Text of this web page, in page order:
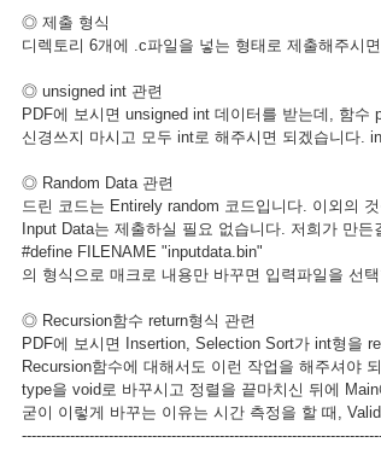
◎ 제출 형식
디렉토리 6개에 .c파일을 넣는 형태로 제출해주시
◎ unsigned int 관련
PDF에 보시면 unsigned int 데이터를 받는데, 함수
신경쓰지 마시고 모두 int로 해주시면 되겠습니다.
◎ Random Data 관련
드린 코드는 Entirely random 코드입니다. 이외의
Input Data는 제출하실 필요 없습니다. 저희가 만든
#define FILENAME "inputdata.bin"
의 형식으로 매크로 내용만 바꾸면 입력파일을 선
◎ Recursion함수 return형식 관련
PDF에 보시면 Insertion, Selection Sort가 int형을
Recursion함수에 대해서도 이런 작업을 해주셔야
type을 void로 바꾸시고 정렬을 끝마치신 뒤에
굳이 이렇게 바꾸는 이유는 시간 측정을 할 때,